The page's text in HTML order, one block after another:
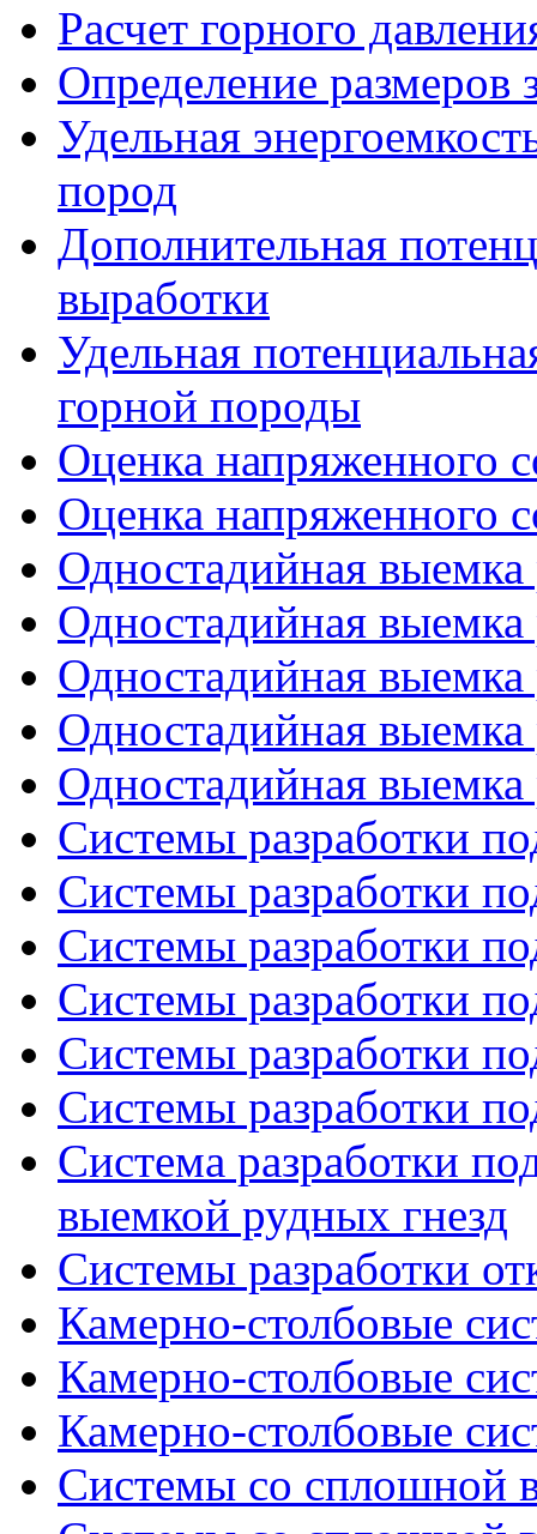
Расчет горного
Определение размеров
Удельная
пород
Дополнительная
выработки
Удельная
горной породы
Оценка напряженного
Оценка напряженного
Одностадийная
Одностадийная
Одностадийная
Одностадийная
Одностадийная
Системы разработки
Системы разработки
Системы разработки
Системы разработки
Системы разработки
Системы разработки
Система разработки
выемкой рудных гнезд
Системы разработки
Камерно-столбовые
Камерно-столбовые
Камерно-столбовые
Системы со сплошной